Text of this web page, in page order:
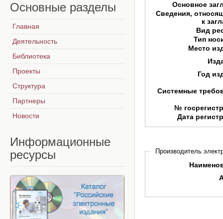
Основное
Сведения,
к
Вид
Тип
Место
Год
Системные
№
Дата
Производитель
Основные разделы
Главная
Деятельность
Библиотека
Проекты
Структура
Партнеры
Новости
Информационные
ресурсы